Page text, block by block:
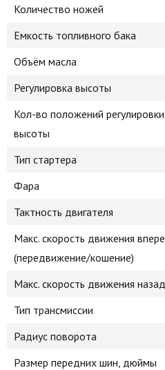
Количество ножей
Емкость топливного бака
Объём масла
Регулировка высоты
Кол-во положений регулировки
высоты
Тип стартера
Фара
Тактность двигателя
Макс. скорость движения
(передвижение/кошение)
Макс. скорость движения назад
Тип трансмиссии
Радиус поворота
Размер передних шин, дюймы